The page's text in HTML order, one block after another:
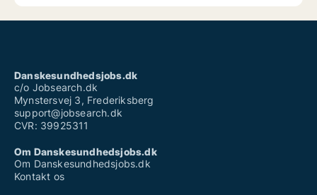
Danskesundhedsjobs.dk
c/o Jobsearch.dk
Mynstersvej 3, Frederiksberg
support@jobsearch.dk
CVR: 39925311
Om Danskesundhedsjobs.dk
Om Danskesundhedsjobs.dk
Kontakt os